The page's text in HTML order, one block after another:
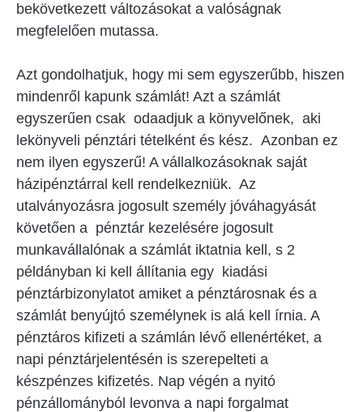
bekövetkezett változásokat a valóságnak
megfelelően mutassa.
Azt gondolhatjuk, hogy mi sem egyszerűbb, hiszen
mindenről kapunk számlát! Azt a számlát
egyszerűen csak odaadjuk a könyvelőnek, aki
lekönyveli pénztári tételként és kész. Azonban ez
nem ilyen egyszerű! A vállalkozásoknak saját
házipénztárral kell rendelkezniük. Az
utalványozásra jogosult személy jóváhagyását
követően a pénztár kezelésére jogosult
munkavállalónak a számlát iktatnia kell, s 2
példányban ki kell állítania egy kiadási
pénztárbizonylatot amiket a pénztárosnak és a
számlát benyújtó személynek is alá kell írnia. A
pénztáros kifizeti a számlán lévő ellenértéket, a
napi pénztárjelentésén is szerepelteti a
készpénzes kifizetés. Nap végén a nyitó
pénzállományból levonva a napi forgalmat